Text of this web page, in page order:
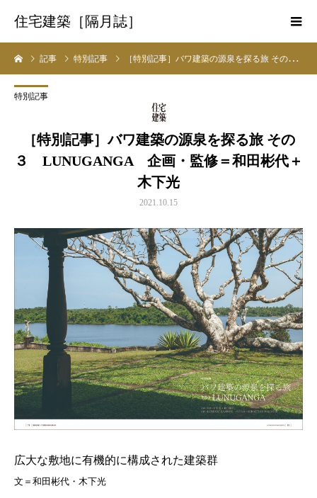
住宅建築［隔月誌］
記事 特別記事 ［特別記事］バワ建築の源泉を探る旅 その３ LUNUGANGA 企画・監修＝和田彬代＋木下光
特別記事
［特別記事］バワ建築の源泉を探る旅 その
３ LUNUGANGA 企画・監修＝和田彬代＋
木下光
2021.10.15
広大な敷地に有機的に構成された建築群
文＝和田彬代・木下光